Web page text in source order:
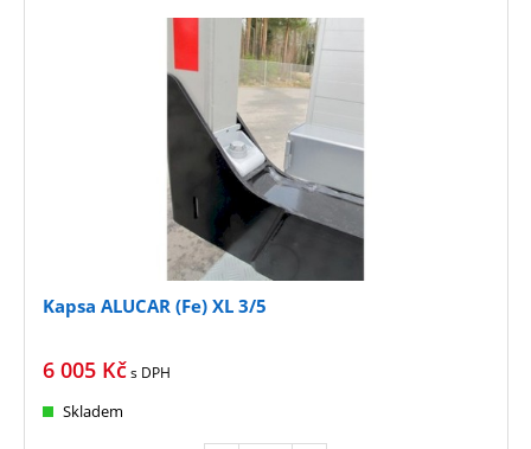
Kapsa ALUCAR (Fe) XL 3/5
6 005 Kčs DPH
Skladem